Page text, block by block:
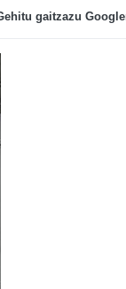
gaitzazu